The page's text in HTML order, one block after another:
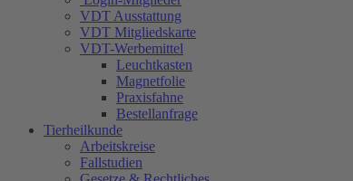
VDT Ausstattung
VDT Mitgliedskarte
VDT-Werbemittel
Leuchtkasten
Magnetfolie
Praxisfahne
Bestellanfrage
Tierheilkunde
Arbeitskreise
Fallstudien